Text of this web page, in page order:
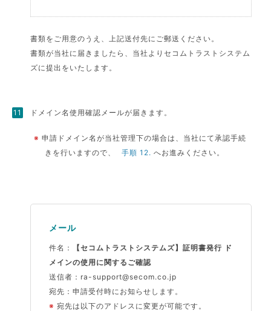
書類をご用意のうえ、上記送付先にご郵送ください。
書類が当社に届きましたら、当社よりセコムトラストシステム
ズに提出をいたします。
ドメイン名使用確認メールが届きます。
※申請ドメイン名が当社管理下の場合は、当社にて承認手続
きを行いますので、
手順 12. へお進みください。
メール
件名：
【セコムトラストシステムズ】証明書発行 ド
メインの使用に関するご確認
送信者： ra-support@secom.co.jp
宛先：申請受付時にお知らせします。
※宛先は以下のアドレスに変更が可能です。